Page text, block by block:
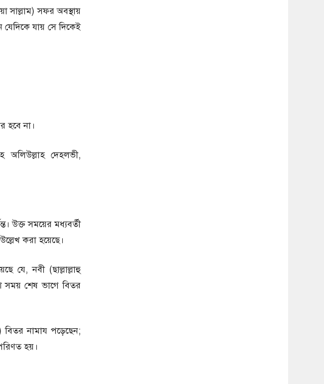
সাল্লাম) সফর অবস্থায়
যায় সে দিকেই
হবে না।
দেহলভী,
উক্ত সময়ের মধ্যবর্তী
করা হয়েছে।
যে, নবী (ছাল্লাল্লাহু
সময় শেষ ভাগে বিতর
বিতর নামায পড়েছেন;
হয়।